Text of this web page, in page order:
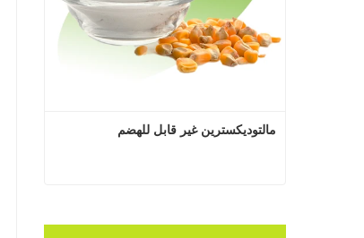
مالتوديكسترين غير قابل للهضم